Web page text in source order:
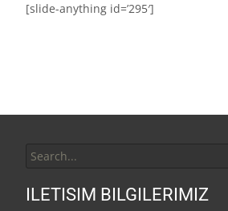
[slide-anything id=’295′]
ILETISIM BILGILERIMIZ